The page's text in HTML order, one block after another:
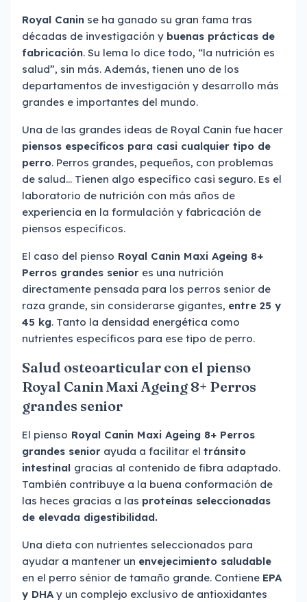
Royal Canin se ha ganado su gran fama tras
décadas de investigación y buenas prácticas de
fabricación. Su lema lo dice todo, “la nutrición es
salud”, sin más. Además, tienen uno de los
departamentos de investigación y desarrollo más
grandes e importantes del mundo.
Una de las grandes ideas de Royal Canin fue hacer
piensos específicos para casi cualquier tipo de
perro. Perros grandes, pequeños, con problemas
de salud… Tienen algo específico casi seguro. Es el
laboratorio de nutrición con más años de
experiencia en la formulación y fabricación de
piensos específicos.
El caso del pienso Royal Canin Maxi Ageing 8+
Perros grandes senior es una nutrición
directamente pensada para los perros senior de
raza grande, sin considerarse gigantes, entre 25 y
45 kg. Tanto la densidad energética como
nutrientes específicos para ese tipo de perro.
Salud osteoarticular con el pienso
Royal Canin Maxi Ageing 8+ Perros
grandes senior
El pienso Royal Canin Maxi Ageing 8+ Perros
grandes senior ayuda a facilitar el tránsito
intestinal gracias al contenido de fibra adaptado.
También contribuye a la buena conformación de
las heces gracias a las proteínas seleccionadas
de elevada digestibilidad.
Una dieta con nutrientes seleccionados para
ayudar a mantener un envejecimiento saludable
en el perro sénior de tamaño grande. Contiene EPA
y DHAy un complejo exclusivo de antioxidantes